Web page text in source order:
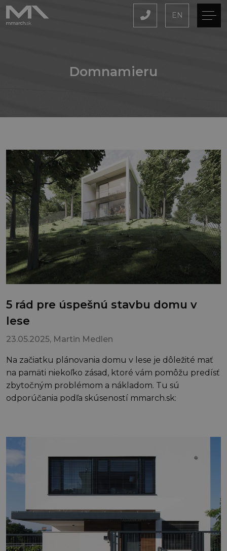
EN
Domnamieru
5 rád pre úspešnú stavbu domu v
lese
23.05.2025, Martin Medlen
Na začiatku plánovania domu v lese je dôležité mať
na pamäti niekoľko zásad, ktoré vám pomôžu predísť
zbytočným problémom a nákladom. Tu sú
odporúčania podľa skúseností mmarch.sk: